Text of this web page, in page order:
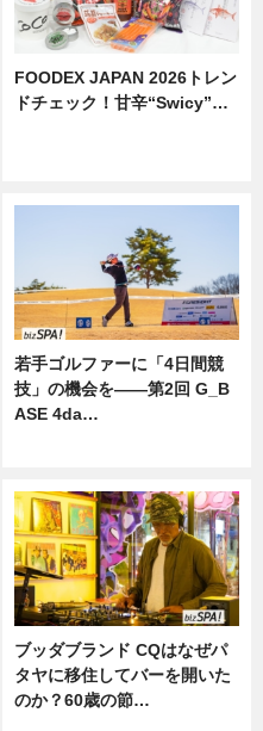
FOODEX JAPAN 2026トレン
ドチェック！甘辛“Swicy”…
若手ゴルファーに「4日間競
技」の機会を——第2回 G_B
ASE 4da…
ブッダブランド CQはなぜパ
タヤに移住してバーを開いた
のか？60歳の節…